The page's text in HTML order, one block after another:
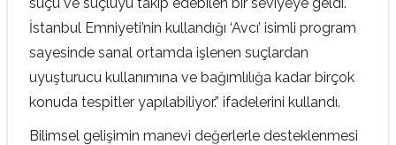
İstanbul Emniyeti’nin kullandığı ‘Avcı’ isimli program
sayesinde sanal ortamda işlenen suçlardan
uyuşturucu kullanımına ve bağımlılığa kadar birçok
konuda tespitler yapılabiliyor.” ifadelerini kullandı.
Bilimsel gelişimin manevi değerlerle desteklenmesi